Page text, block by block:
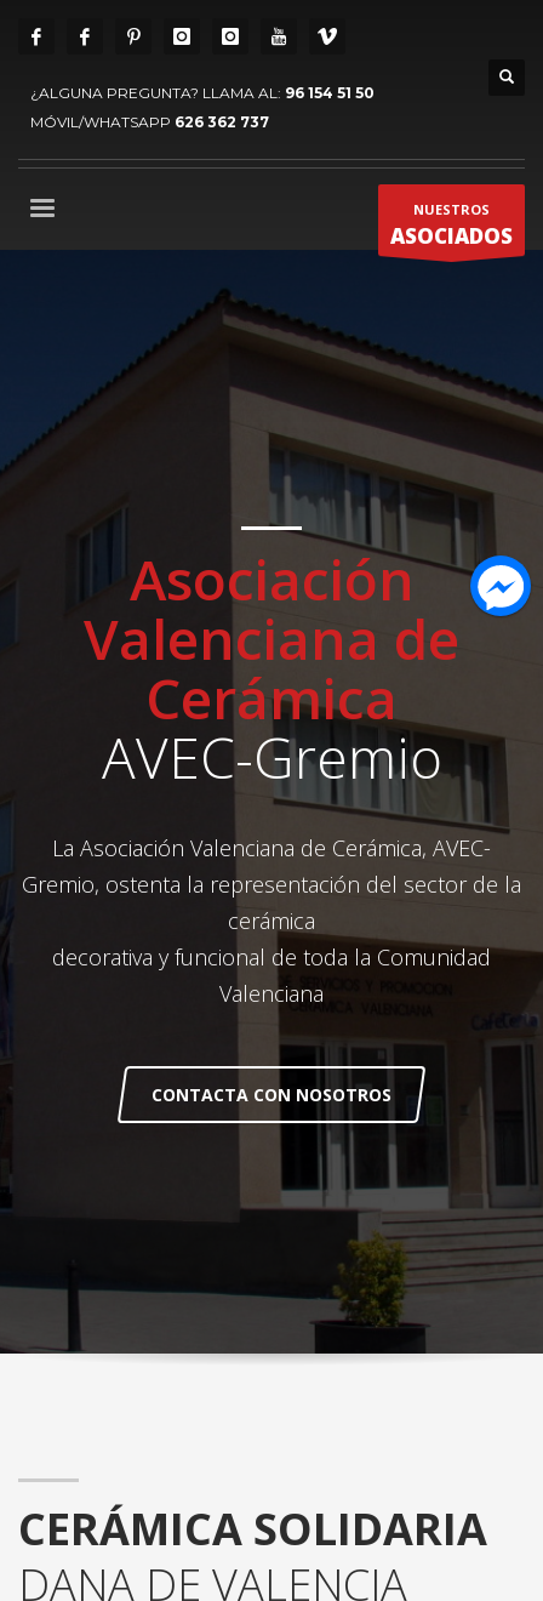
¿ALGUNA PREGUNTA? LLAMA AL: 96 154 51 50
MÓVIL/WHATSAPP 626 362 737
NUESTROS
ASOCIADOS
Asociación
Valenciana de
Cerámica
AVEC-Gremio
La Asociación Valenciana de Cerámica, AVEC-
Gremio, ostenta la representación del sector de la
cerámica
decorativa y funcional de toda la Comunidad
Valenciana
CONTACTA CON NOSOTROS
CERÁMICA SOLIDARIA
DANA DE VALENCIA